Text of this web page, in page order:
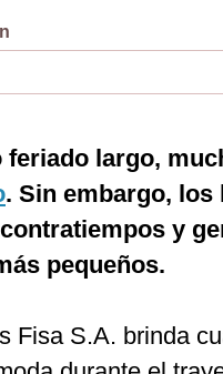
largo,
. Sin embargo,
y
pequeños.
Fisa S.A. brinda